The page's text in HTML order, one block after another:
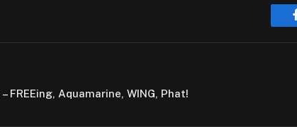
FREEing, Aquamarine, WING, Phat!